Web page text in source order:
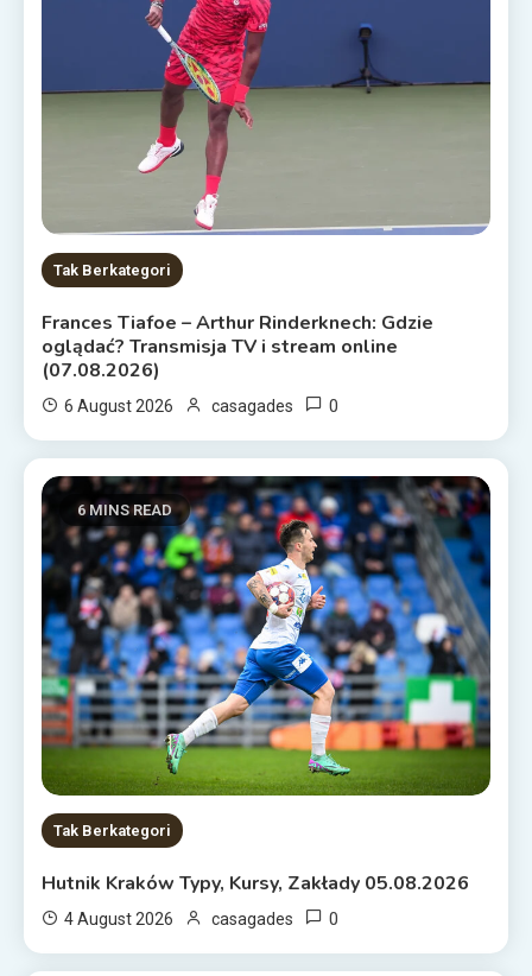
Tak Berkategori
Frances Tiafoe – Arthur Rinderknech: Gdzie
oglądać? Transmisja TV i stream online
(07.08.2026)
6 August 2026 casagades 0
6 MINS READ
Tak Berkategori
Hutnik Kraków Typy, Kursy, Zakłady 05.08.2026
4 August 2026 casagades 0